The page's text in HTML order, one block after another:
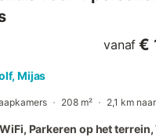
vanaf €
Mijas
208 m² 2,1 km
Parkeren op het terrein,